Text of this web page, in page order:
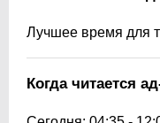
Лучшее время для
Когда читается